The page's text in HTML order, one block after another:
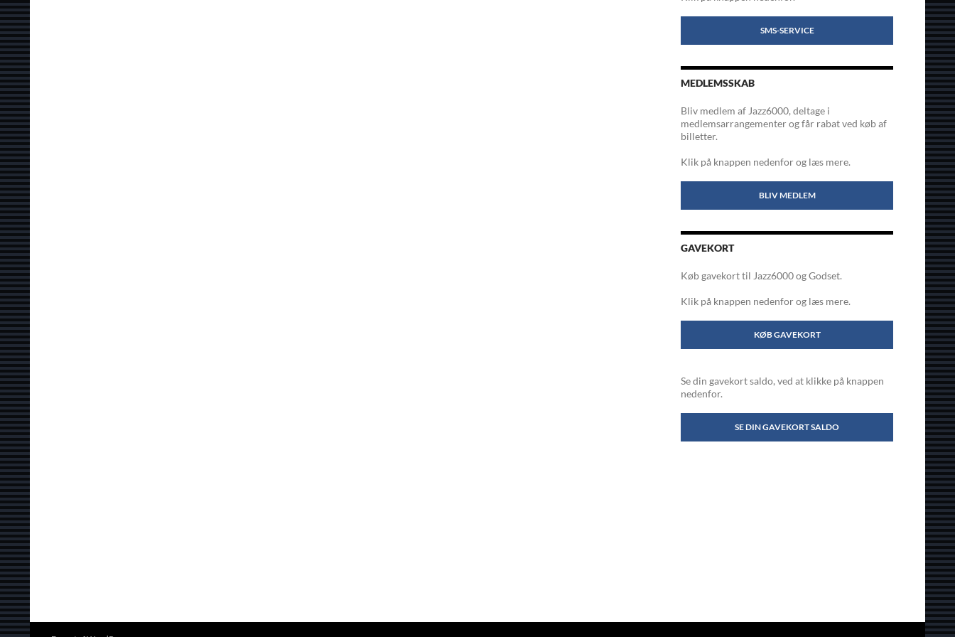
SMS-SERVICE
MEDLEMSSKAB
Bliv medlem af Jazz6000, deltage i
medlemsarrangementer og får rabat ved køb af
billetter.
Klik på knappen nedenfor og læs mere.
BLIV MEDLEM
GAVEKORT
Køb gavekort til Jazz6000 og Godset.
Klik på knappen nedenfor og læs mere.
KØB GAVEKORT
Se din gavekort saldo, ved at klikke på knappen
nedenfor.
SE DIN GAVEKORT SALDO